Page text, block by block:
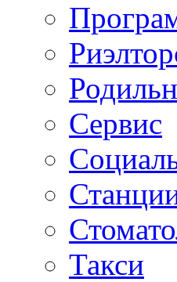
Сервис
Такси